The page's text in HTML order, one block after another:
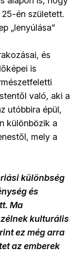
én született.
„lenyúlása”
és
is
való, aki a
utóbbira épül,
különbözik a
mely a
különbség
és
Ma
kulturális
ez még arra
az emberek